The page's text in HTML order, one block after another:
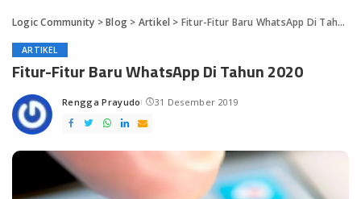
Logic Community >Blog> Artikel > Fitur-Fitur Baru WhatsApp Di Tahun 2020
ARTIKEL
Fitur-Fitur Baru WhatsApp Di Tahun 2020
Posted
by
Rengga Prayudo 31 Desember 2019